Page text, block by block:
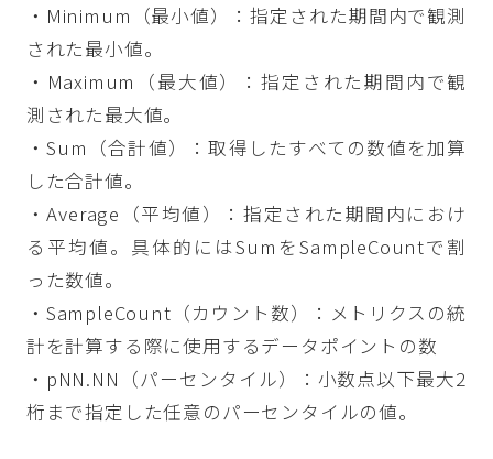
・Minimum（最小値）：指定された期間内で観測
された最小値。
・Maximum（最大値）：指定された期間内で観
測された最大値。
・Sum（合計値）：取得したすべての数値を加算
した合計値。
・Average（平均値）：指定された期間内におけ
る平均値。具体的にはSumをSampleCountで割
った数値。
・SampleCount（カウント数）：メトリクスの統
計を計算する際に使用するデータポイントの数
・pNN.NN（パーセンタイル）：小数点以下最大2
桁まで指定した任意のパーセンタイルの値。